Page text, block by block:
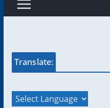
Translate: